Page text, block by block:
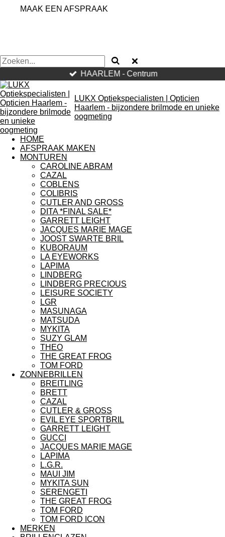
MAAK EEN AFSPRAAK
HAARLEM - Centrum
LUKX Optiekspecialisten | Opticien
Haarlem - bijzondere brilmode en unieke
oogmeting
HOME
AFSPRAAK MAKEN
MONTUREN
CAROLINE ABRAM
CAZAL
COBLENS
COLIBRIS
CUTLER AND GROSS
DITA *FINAL SALE*
GARRETT LEIGHT
JACQUES MARIE MAGE
JOOST SWARTE BRIL
KUBORAUM
LA EYEWORKS
LAPIMA
LINDBERG
LINDBERG PRECIOUS
LEISURE SOCIETY
LGR
MASUNAGA
MATSUDA
MYKITA
SUZY GLAM
THEO
THE GREAT FROG
TOM FORD
ZONNEBRILLEN
BREITLING
BRETT
CAZAL
CUTLER & GROSS
EVIL EYE SPORTBRIL
GARRETT LEIGHT
GUCCI
JACQUES MARIE MAGE
LAPIMA
L.G.R.
MAUI JIM
MYKITA SUN
SERENGETI
THE GREAT FROG
TOM FORD
TOM FORD ICON
MERKEN